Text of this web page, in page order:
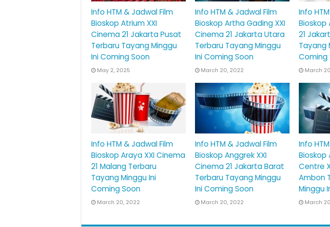
Info HTM & Jadwal Film
Bioskop Atrium XXI
Cinema 21 Jakarta Pusat
Terbaru Tayang Minggu
Ini Coming Soon
May 2, 2025
Info HTM & Jadwal Film
Bioskop Artha Gading XXI
Cinema 21 Jakarta Utara
Terbaru Tayang Minggu
Ini Coming Soon
March 20, 2022
Info
Bioskop
21
Tayang
Coming
March
Info HTM & Jadwal Film
Bioskop Araya XXI Cinema
21 Malang Terbaru
Tayang Minggu Ini
Coming Soon
March 20, 2022
Info HTM & Jadwal Film
Bioskop Anggrek XXI
Cinema 21 Jakarta Barat
Terbaru Tayang Minggu
Ini Coming Soon
March 20, 2022
Info
Bioskop
Centre
Ambon
Minggu
March